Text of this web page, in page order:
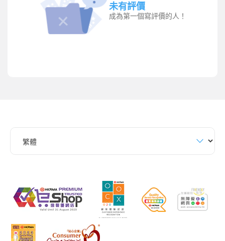
未有評價
成為第一個寫評價的人！